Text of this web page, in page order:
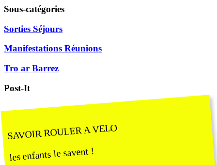
Sous-catégories
Sorties Séjours
Manifestations Réunions
Tro ar Barrez
Post-It
SAVOIR ROULER A VELO
les enfants le savent !